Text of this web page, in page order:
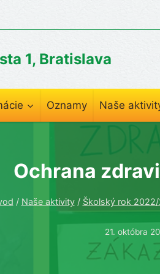
1, Bratislava
Oznamy Naše
Ochrana
/ Naše aktivity/ Školský rok
21. októbra